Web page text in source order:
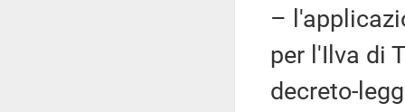
–
per l'Ilva di
decreto-